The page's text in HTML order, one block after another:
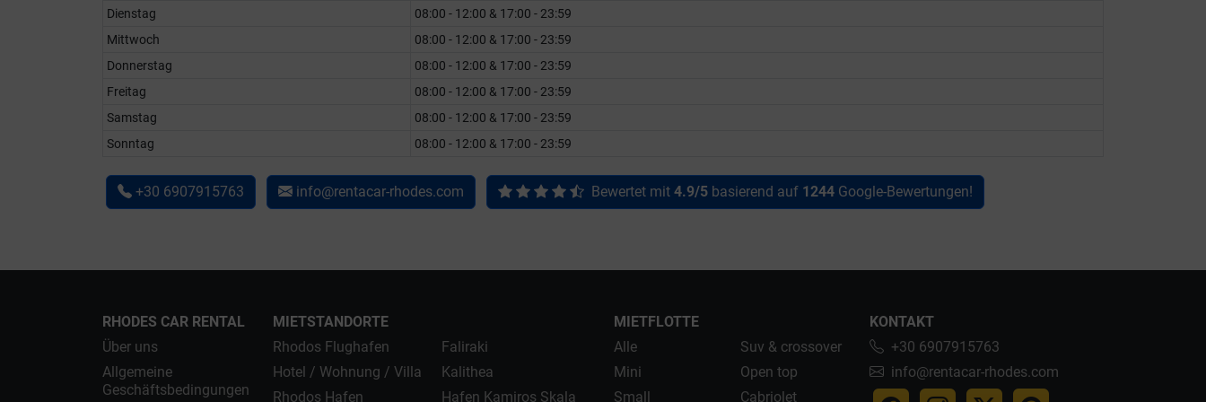
Dienstag
08:00 - 12:00 & 17:00 - 23:59
Mittwoch
08:00 - 12:00 & 17:00 - 23:59
Donnerstag
08:00 - 12:00 & 17:00 - 23:59
Freitag
08:00 - 12:00 & 17:00 - 23:59
Samstag
08:00 - 12:00 & 17:00 - 23:59
Sonntag
08:00 - 12:00 & 17:00 - 23:59
+30 6907915763 info@rentacar-rhodes.com Bewertet mit 4.9/5 basierend auf 1244 Google-Bewertungen!
RHODES CAR RENTAL
Über uns
Allgemeine
Geschäftsbedingungen
MIETSTANDORTE
Rhodos Flughafen
Hotel / Wohnung / Villa
Rhodos Hafen
Faliraki
Kalithea
Hafen Kamiros Skala
MIETFLOTTE
Alle
Mini
Small
Suv & crossover
Open top
Cabriolet
KONTAKT
+30 6907915763
info@rentacar-rhodes.com